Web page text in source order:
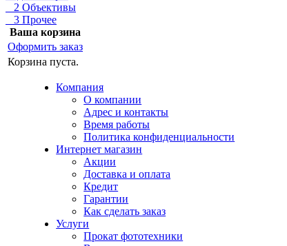
2 Объективы
3 Прочее
Ваша корзина
Оформить заказ
Корзина пуста.
Компания
О компании
Адрес и контакты
Время работы
Политика конфиденциальности
Интернет магазин
Акции
Доставка и оплата
Кредит
Гарантии
Как сделать заказ
Услуги
Прокат фототехники